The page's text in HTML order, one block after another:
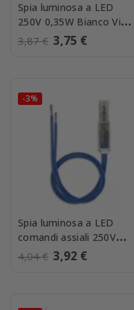
Spia luminosa a LED
250V 0,35W Bianco Vimar
00936.250.W
3,87 € 3,75 €
-3%
Spia luminosa a LED
comandi assiali 250V
0,35W Blu Vimar 00938.B
4,04 € 3,92 €